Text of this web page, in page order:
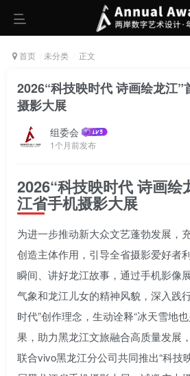
首页 未分类 正文
2026“科技映时代 诗画绘龙江”
摄影大展
组委会
1个月前发布
2026“科技映时代 诗画绘
江省手机摄影大展
为进一步推动新大众文艺蓬勃发展，
创造主体作用，引导全省摄影爱好者
瞬间、讲好龙江故事，通过手机影像
气象和龙江儿女的精神风貌，深入践
时代”创作理念，生动诠释“冰天雪地
果，助力黑龙江文旅融合高质量发展
联合vivo黑龙江分公司共同推出“科技